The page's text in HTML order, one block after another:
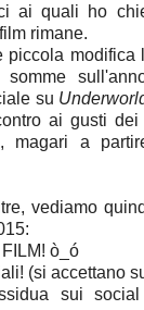
ai quali ho
rimane.
piccola modifica
somme
su
ai gusti
magari a
vediamo
ò_ó
(si accettano
sui